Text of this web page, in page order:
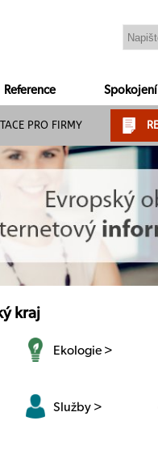
Reference Spokojení
PRO FIRMY
kraj
Ekologie >
Služby >